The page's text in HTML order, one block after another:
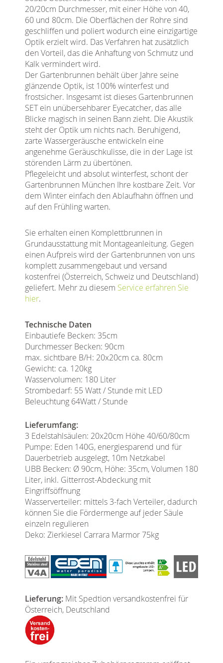
20/20cm Durchmesser, mit einer Höhe von 40,
60 und 80cm. Die Oberflächen der Rohre sind
geschliffen und poliert wodurch eine einzigartige
Optik erzielt wird. Das Verfahren hat zusätzlich
den Vorteil, das die Anhaftung von Schmutz und
Kalk vermindert wird.
Der Gartenbrunnen behält über Jahre seine
glänzende Optik, ist 100% winterfest und
frostsicher. Insgesamt ist dieses Gartenbrunnen
SET ein unübersehbarer Eyecatcher, das alle
Blicke magisch in seinen Bann zieht. Die Akustik
steht der Optik um nichts nach. Beruhigend,
zarte Wassergeräusche entwickeln eine
angenehme Geräuschkulisse, die in der Lage ist
störenden Lärm zu übertönen.
Pflegeleicht und absolut winterfest, schont der
Gartenbrunnen München Ihre kostbare Zeit. Vor
dem Winter einfach den Ablaufhahn öffnen und
auf den Frühling warten.
Sie erhalten einen Komplettbrunnen in
Grundausstattung mit Montageanleitung. Gegen
einen Aufpreis wird der Gartenbrunnen von uns
komplett zusammengebaut und versand
kostenfrei (Österreich, Schweiz und Deutschland)
geliefert. Mehr zu diesem Service erfahren Sie
hier.
Technische Daten
Einbautiefe Becken: 35cm
Durchmesser Becken: 90cm
max. sichtbare B/H: 20x20cm ca. 80cm
Gewicht: ca. 120kg
Wasservolumen: 180 Liter
Strombedarf: 55 Watt / Stunde mit LED
Beleuchtung 64Watt / Stunde
Lieferumfang:
3 Edelstahlsäulen: 20x20cm Höhe 40/60/80cm
Pumpe: Eden 140G, energiesparend und für
Dauerbetrieb ausgelegt, 10m Netzkabel
UBB Becken: Ø 90cm, Höhe: 35cm, Volumen 180
Liter, inkl. Gitterrost-Abdeckung mit
Eingriffsöffnung
Wasserverteiler: mittels 3-fach Verteiler, dadurch
können Sie die Fördermenge auf jeder Säule
einzeln regulieren
Deko: Zierkiesel Carrara Marmor 75kg
Lieferung: Mit Spedtion versandkostenfrei für
Österreich, Deutschland